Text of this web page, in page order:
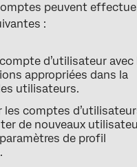
peuvent
:
d’utilisateur avec
appropriées dans la
utilisateurs.
les comptes
de nouveaux
de profil